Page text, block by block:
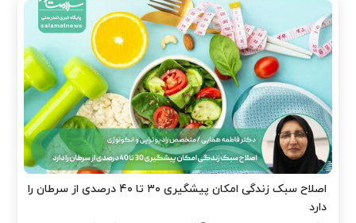
اصلاح سبک زندگی امکان پیشگیری ۳۰ تا ۴۰ درصدی از سرطان را
دارد